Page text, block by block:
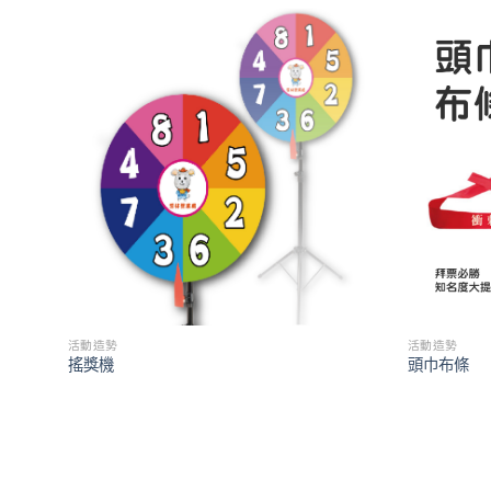
活動造勢
搖獎機
活動造勢
頭巾布條